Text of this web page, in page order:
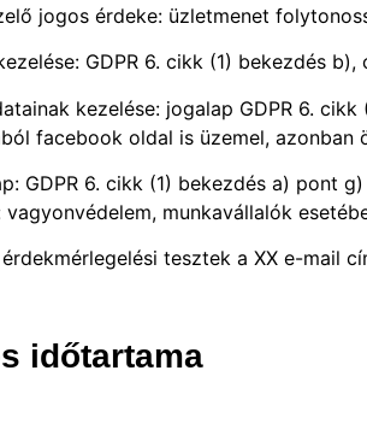
jogos érdeke: üzletmenet
GDPR 6. cikk (1) bekezdés b),
kezelése: jogalap GDPR 6.
facebook oldal is üzemel,
GDPR 6. cikk (1) bekezdés a) pont
munkavállalók
tesztek a XX e-mail
időtartama